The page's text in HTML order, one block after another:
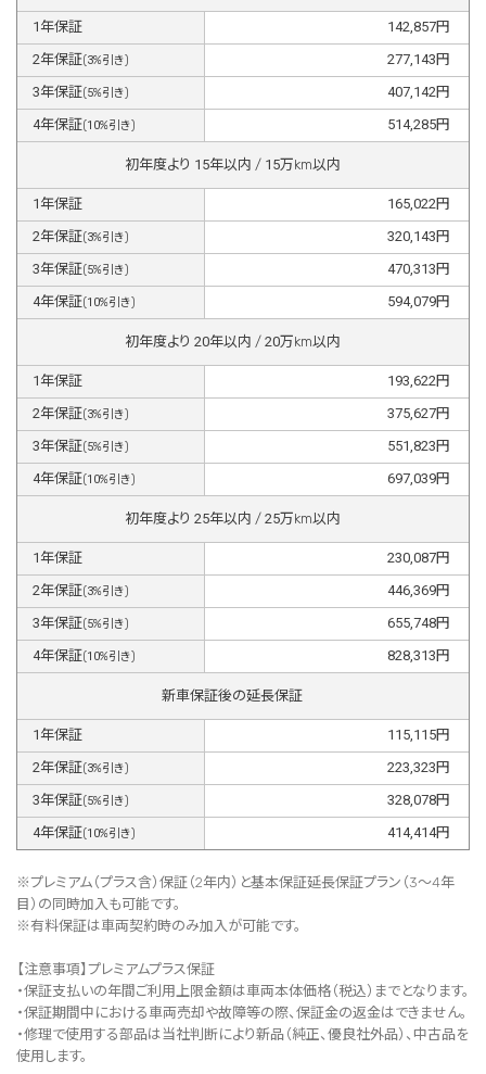
1年保証 142,857円
2年保証(3%引き) 277,143 円
3年保証(5%引き) 407,142円
4年保証(10%引き) 514,285円
初年度より 15年以内 / 15万km以内
1年保証 165,022円
2年保証(3%引き) 320,143 円
3年保証(5%引き) 470,313 円
4年保証(10%引き) 594,079円
初年度より 20年以内 / 20万km以内
1年保証 193,622円
2年保証(3%引き) 375,627円
3年保証(5%引き) 551,823 円
4年保証(10%引き) 697,039円
初年度より 25年以内 / 25万km以内
1年保証 230,087円
2年保証(3%引き) 446,369円
3年保証(5%引き) 655,748円
4年保証(10%引き) 828,313 円
新車保証後の延長保証
1年保証 115,115円
2年保証(3%引き) 223,323 円
3年保証(5%引き) 328,078円
4年保証(10%引き) 414,414円
※プレミアム（プラス含）保証（2年内）と基本保証延長保証プラン（3～4年
目）の同時加入も可能です。
※有料保証は⾞両契約時のみ加⼊が可能です。
【注意事項】プレミアムプラス保証
・保証支払いの年間ご利用上限金額は車両本体価格（税込）までとなります。
・保証期間中における車両売却や故障等の際、保証金の返金はできません。
・修理で使用する部品は当社判断により新品（純正、優良社外品）、中古品を
使用します。